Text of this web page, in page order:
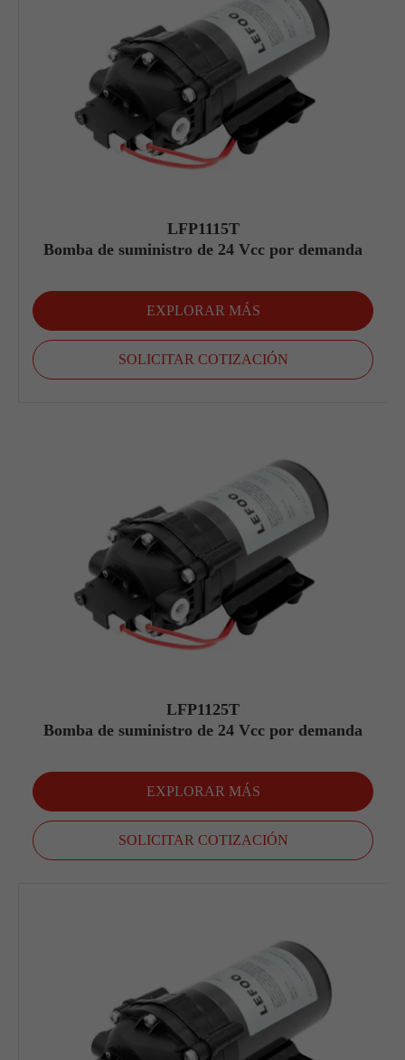
LFP1115T
Bomba de suministro de 24 Vcc por demanda
EXPLORAR MÁS
SOLICITAR COTIZACIÓN
LFP1125T
Bomba de suministro de 24 Vcc por demanda
EXPLORAR MÁS
SOLICITAR COTIZACIÓN